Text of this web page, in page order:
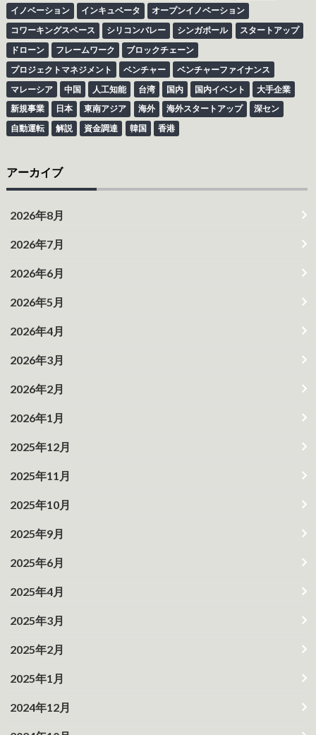
イノベーション
インキュベータ
オープンイノベーション
コワーキングスペース
シリコンバレー シンガポール
スタートアップ
ドローン
フレームワーク
ブロックチェーン
プロジェクトマネジメント
ベンチャー
ベンチャーファイナンス
マレーシア
中国 人工知能 台湾 国内 国内イベント
大手企業
新規事業
日本 東南アジア 海外 海外スタートアップ
深セン
自動運転
解説 資金調達 韓国 香港
アーカイブ
2026年8月
2026年7月
2026年6月
2026年5月
2026年4月
2026年3月
2026年2月
2026年1月
2025年12月
2025年11月
2025年10月
2025年9月
2025年6月
2025年4月
2025年3月
2025年2月
2025年1月
2024年12月